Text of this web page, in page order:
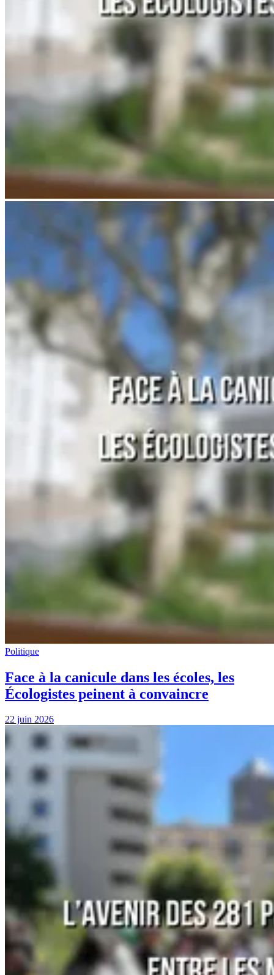
Politique
Face à la canicule dans les écoles, les
Écologistes peinent à convaincre
22 juin 2026